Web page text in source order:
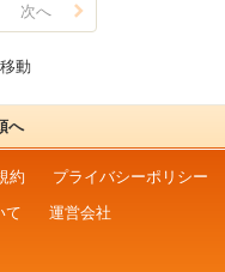
次へ
動
へ
約
プライバシーポリシー
て
運営会社